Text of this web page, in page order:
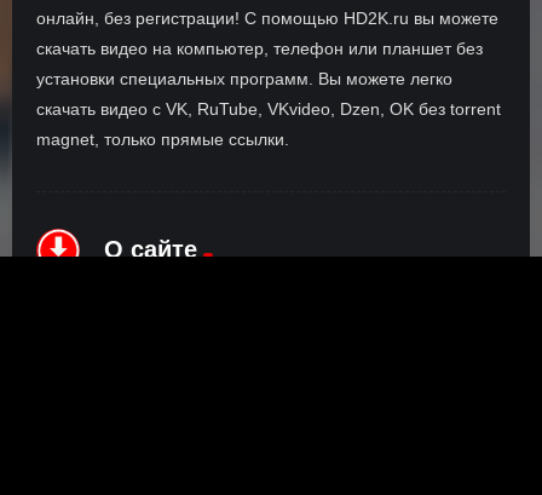
онлайн, без регистрации! С помощью HD2K.ru вы можете
скачать видео на компьютер, телефон или планшет без
установки специальных программ. Вы можете легко
скачать видео с VK, RuTube, VKvideo, Dzen, OK без torrent
magnet, только прямые ссылки.
О сайте